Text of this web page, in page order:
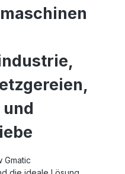
Gmatic